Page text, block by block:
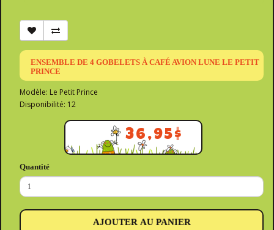
ENSEMBLE DE 4 GOBELETS À CAFÉ AVION LUNE LE PETIT
PRINCE
Modèle: Le Petit Prince
Disponibilité: 12
36,95$
Quantité
AJOUTER AU PANIER